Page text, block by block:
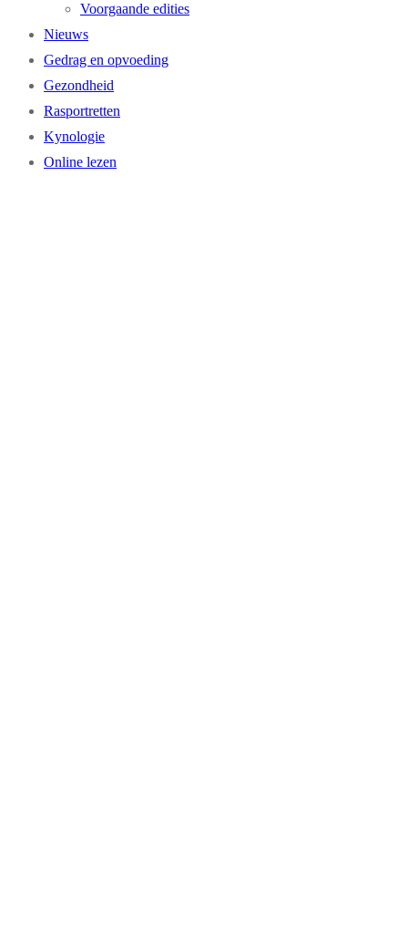
Voorgaande edities
Nieuws
Gedrag en opvoeding
Gezondheid
Rasportretten
Kynologie
Online lezen